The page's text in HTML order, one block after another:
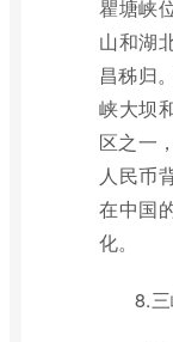
瞿塘峡
山和湖
昌秭归
峡大坝
区之一
人民币
在中国
化。
8.